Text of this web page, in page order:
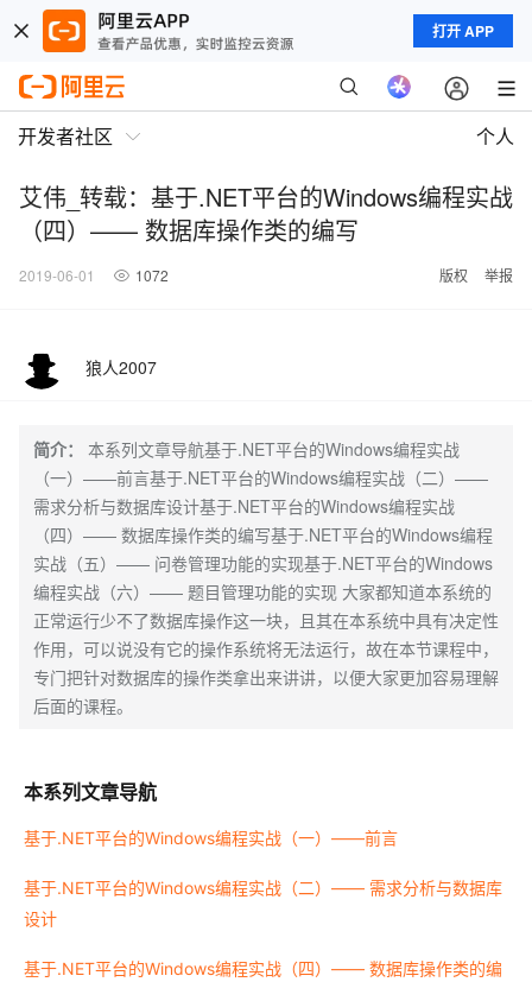
打开 APP
开发者社区 个人
艾伟_转载：基于.NET平台的Windows编程实战
（四）—— 数据库操作类的编写
2019-06-01 1072 版权 举报
狼人2007
简介：
本系列文章导航基于.NET平台的Windows编程实战
（一）——前言基于.NET平台的Windows编程实战（二）——
需求分析与数据库设计基于.NET平台的Windows编程实战
（四）—— 数据库操作类的编写基于.NET平台的Windows编程
实战（五）—— 问卷管理功能的实现基于.NET平台的Windows
编程实战（六）—— 题目管理功能的实现 大家都知道本系统的
正常运行少不了数据库操作这一块，且其在本系统中具有决定性
作用，可以说没有它的操作系统将无法运行，故在本节课程中，
专门把针对数据库的操作类拿出来讲讲，以便大家更加容易理解
后面的课程。
本系列文章导航
基于.NET平台的Windows编程实战（一）——前言
基于.NET平台的Windows编程实战（二）—— 需求分析与数据库
设计
基于.NET平台的Windows编程实战（四）—— 数据库操作类的编